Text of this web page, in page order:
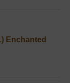
Enchanted